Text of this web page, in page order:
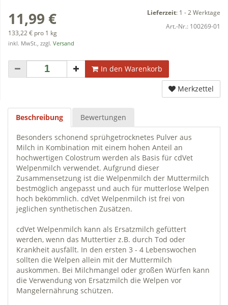
11,99 €
133,22 € pro 1 kg
inkl. MwSt., zzgl. Versand
Lieferzeit: 1 - 2 Werktage
Art.-Nr.: 100269-01
In den Warenkorb
Merkzettel
Beschreibung Bewertungen
Besonders schonend sprühgetrocknetes Pulver aus
Milch in Kombination mit einem hohen Anteil an
hochwertigen Colostrum werden als Basis für cdVet
Welpenmilch verwendet. Aufgrund dieser
Zusammensetzung ist die Welpenmilch der Muttermilch
bestmöglich angepasst und auch für mutterlose Welpen
hoch bekömmlich. cdVet Welpenmilch ist frei von
jeglichen synthetischen Zusätzen.
cdVet Welpenmilch kann als Ersatzmilch gefüttert
werden, wenn das Muttertier z.B. durch Tod oder
Krankheit ausfällt. In den ersten 3 - 4 Lebenswochen
sollten die Welpen allein mit der Muttermilch
auskommen. Bei Milchmangel oder großen Würfen kann
die Verwendung von Ersatzmilch die Welpen vor
Mangelernährung schützen.